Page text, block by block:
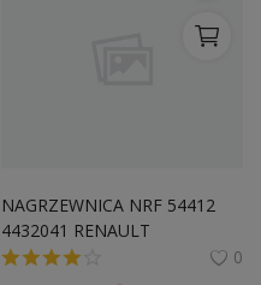
NAGRZEWNICA NRF 54412
4432041 RENAULT
0